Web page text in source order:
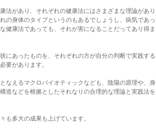
法があり、それぞれの健康法にはさまざまな理論があり
の身体のタイプというのもあるでしょうし、病気であっ
健康法であっても、それが害になることだってあり得ま
にあったものを、それぞれの方が自分の判断で実践する
要があります。
なえるマクロバイオティックなども、陰陽の原理や、身
造などを根拠としたそれなりの合理的な理論と実践法を
も多大の成果も上げています。